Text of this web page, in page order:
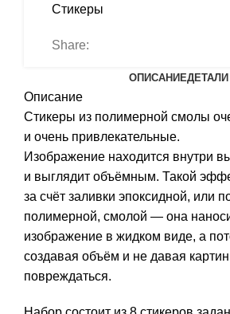
Стикеры
Share:
ОПИСАНИЕДЕТАЛИ
Описание
Стикеры из полимерной смолы
и очень привлекательные.
Изображение находится внутри
и выглядит объёмным. Такой
за счёт заливки эпоксидной, или
полимерной, смолой — она
изображение в жидком виде, а
создавая объём и не давая
повреждаться.